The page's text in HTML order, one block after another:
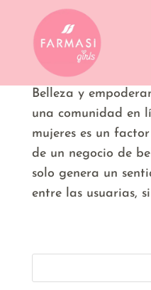
Empoderamiento femenino a
negocio exitoso
La esencia de una
Belleza y
una comunidad en
mujeres es un
de un negocio de
solo genera un
entre las usuarias,